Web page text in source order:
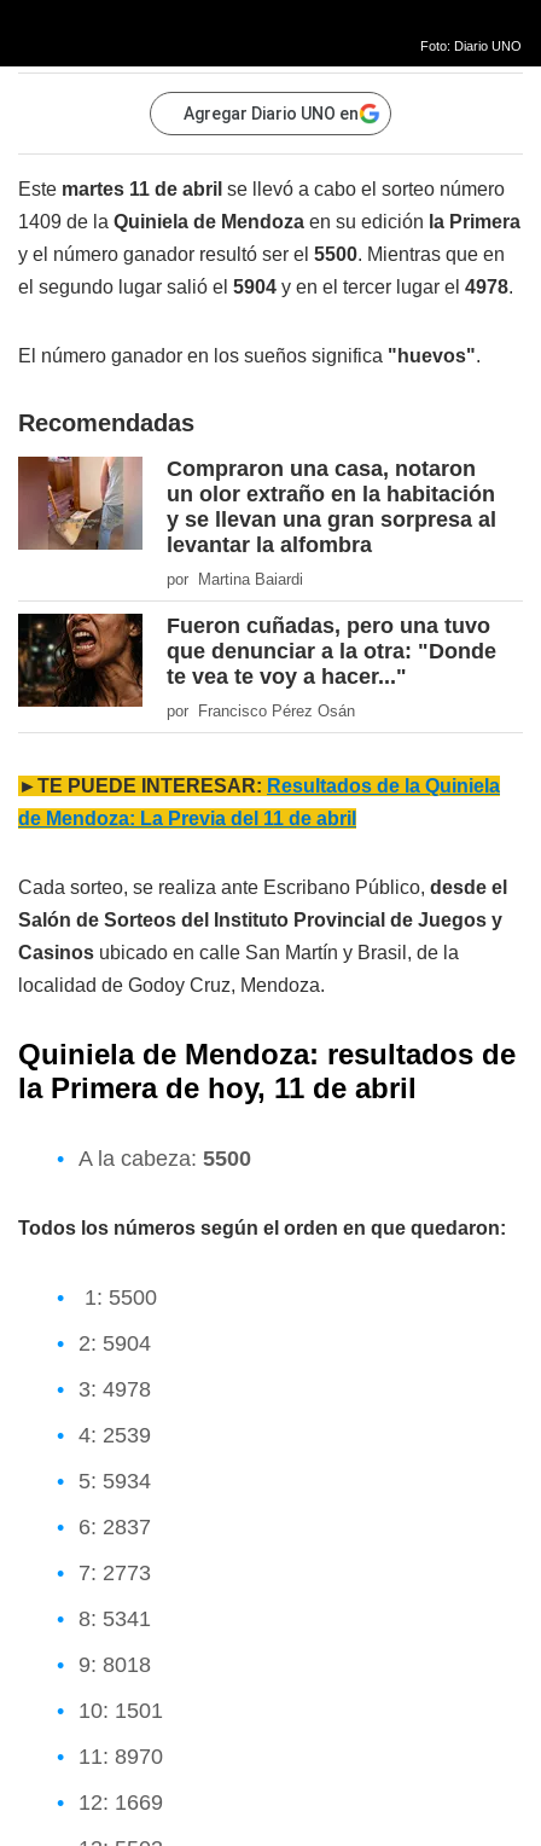
Foto: Diario UNO
Agregar Diario UNO en
Este martes 11 de abril se llevó a cabo el sorteo número
1409 de la Quiniela de Mendoza en su edición la Primera
y el número ganador resultó ser el 5500. Mientras que en
el segundo lugar salió el 5904 y en el tercer lugar el 4978.
El número ganador en los sueños significa "huevos".
Recomendadas
Compraron una casa, notaron
un olor extraño en la habitación
y se llevan una gran sorpresa al
levantar la alfombra
por Martina Baiardi
Fueron cuñadas, pero una tuvo
que denunciar a la otra: "Donde
te vea te voy a hacer..."
por Francisco Pérez Osán
►TE PUEDE INTERESAR: Resultados de la Quiniela
de Mendoza: La Previa del 11 de abril
Cada sorteo, se realiza ante Escribano Público, desde el
Salón de Sorteos del Instituto Provincial de Juegos y
Casinos ubicado en calle San Martín y Brasil, de la
localidad de Godoy Cruz, Mendoza.
Quiniela de Mendoza: resultados de
la Primera de hoy, 11 de abril
A la cabeza: 5500
Todos los números según el orden en que quedaron:
1: 5500
2: 5904
3: 4978
4: 2539
5: 5934
6: 2837
7: 2773
8: 5341
9: 8018
10: 1501
11: 8970
12: 1669